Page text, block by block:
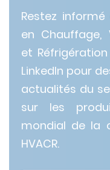
Restez
en Chauffage,
et Réfrigération
LinkedIn pour
actualités du
sur les
mondial de la
HVACR.